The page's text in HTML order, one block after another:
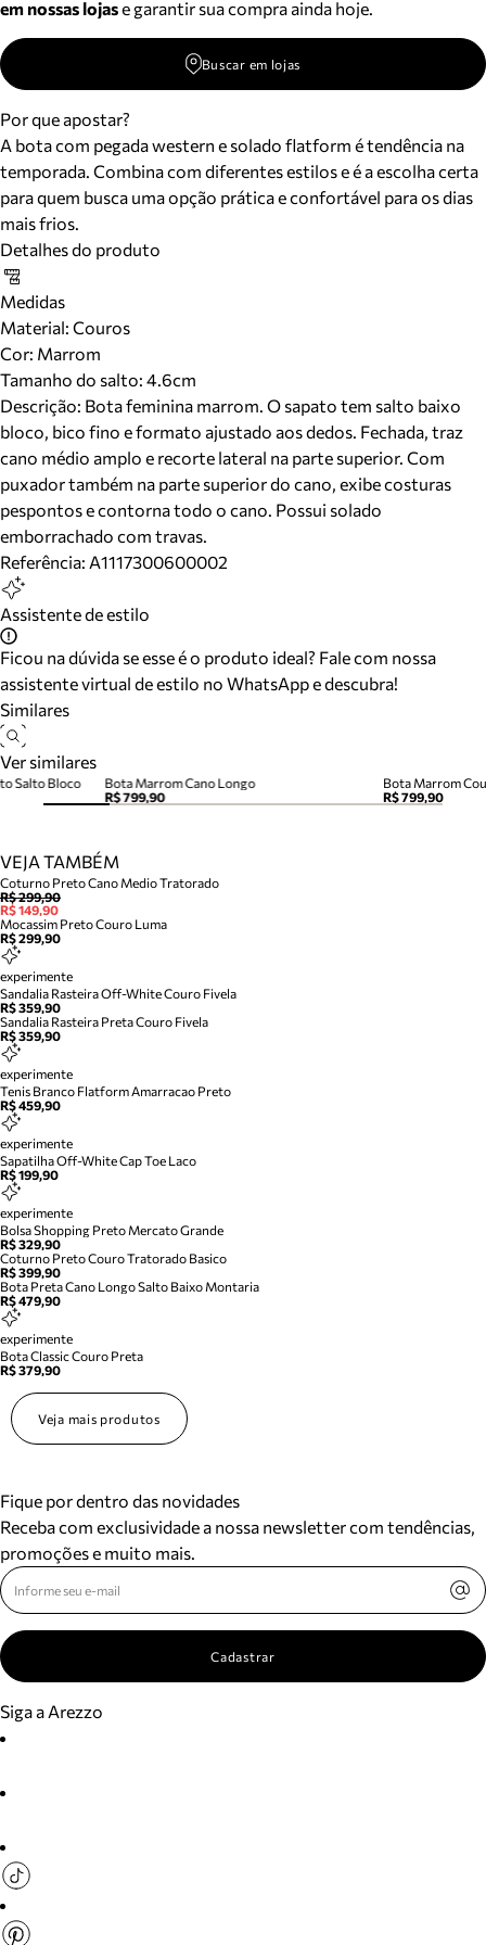
em nossas lojase garantir sua compra ainda hoje.
Buscar em lojas
Por que apostar?
A bota com pegada western e solado flatform é tendência na
temporada. Combina com diferentes estilos e é a escolha certa
para quem busca uma opção prática e confortável para os dias
mais frios.
Detalhes do produto
Medidas
Material: Couros
Cor: Marrom
Tamanho do salto: 4.6cm
Descrição: Bota feminina marrom. O sapato tem salto baixo
bloco, bico fino e formato ajustado aos dedos. Fechada, traz
cano médio amplo e recorte lateral na parte superior. Com
puxador também na parte superior do cano, exibe costuras
pespontos e contorna todo o cano. Possui solado
emborrachado com travas.
Referência: A1117300600002
Assistente de estilo
Ficou na dúvida se esse é o produto ideal? Fale com nossa
assistente virtual de estilo no WhatsApp e descubra!
Similares
Ver similares
Bota Marrom Cano Longo
R$ 799,90
Bota Marrom
R$ 799,90
Salto Bloco
VEJA TAMBÉM
Coturno Preto Cano Medio Tratorado
R$ 299,90
R$ 149,90
Mocassim Preto Couro Luma
R$ 299,90
experimente
Sandalia Rasteira Off-White Couro Fivela
R$ 359,90
Sandalia Rasteira Preta Couro Fivela
R$ 359,90
experimente
Tenis Branco Flatform Amarracao Preto
R$ 459,90
experimente
Sapatilha Off-White Cap Toe Laco
R$ 199,90
experimente
Bolsa Shopping Preto Mercato Grande
R$ 329,90
Coturno Preto Couro Tratorado Basico
R$ 399,90
Bota Preta Cano Longo Salto Baixo Montaria
R$ 479,90
experimente
Bota Classic Couro Preta
R$ 379,90
Veja mais produtos
Fique por dentro das novidades
Receba com exclusividade a nossa newsletter com tendências,
promoções e muito mais.
Cadastrar
Siga a Arezzo